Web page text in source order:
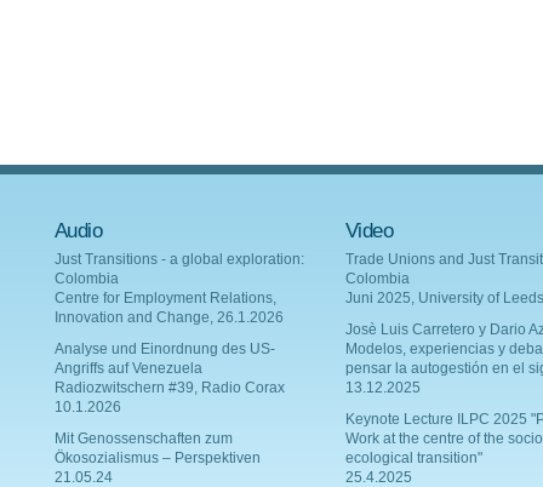
Audio
Just Transitions - a global exploration:
Colombia
Centre for Employment Relations,
Innovation and Change, 26.1.2026
Analyse und Einordnung des US-
Angriffs auf Venezuela
Radiozwitschern #39, Radio Corax
10.1.2026
Mit Genossenschaften zum
Ökosozialismus – Perspektiven
21.05.24
Video
Trade Unions and Just
Colombia
Juni 2025, University of Leeds
Josè Luis Carretero y Dario
Modelos, experiencias y
pensar la autogestión en el
13.12.2025
Keynote Lecture ILPC 2025
Work at the centre of the
ecological transition"
25.4.2025